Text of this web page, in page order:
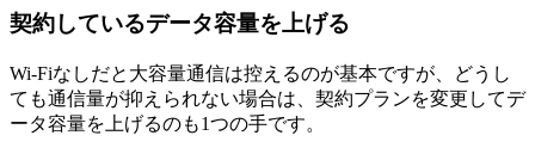
契約しているデータ容量を上げる
Wi-Fiなしだと大容量通信は控えるのが基本ですが、どうし
ても通信量が抑えられない場合は、契約プランを変更してデ
ータ容量を上げるのも1つの手です。